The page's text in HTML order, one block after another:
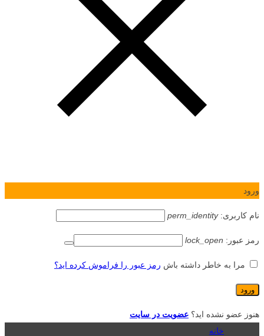
ورود
نام کاربری:perm_identity
رمز عبور: lock_open
مرا به خاطر داشته باش رمز عبور را فراموش کرده اید؟
هنوز عضو نشده اید؟ عضویت در سایت
خانه